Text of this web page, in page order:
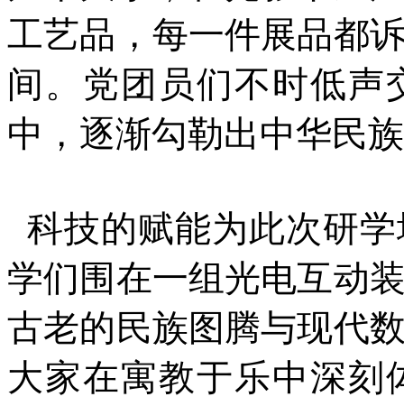
工艺品，每一件展品都
间。党团员们不时低声
中，逐渐勾勒出中华民
科技的赋能为此次研
学们围在一组光电互动
古老的民族图腾与现代
大家在寓教于乐中深刻